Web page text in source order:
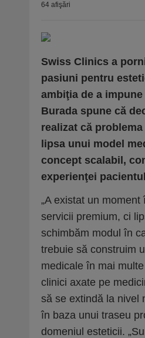
64 afişări
Swiss Clinics a
pasiuni pentru
ambiţia de a
Burada spune că
realizat că
lipsa unui model
concept scalabil,
experienţei
„A existat un
servicii premium, ci
schimbăm modul în
trebuie să construim
medicale în mai
clinici axate pe
să se extindă la nivel
în baza unui traseu
domeniul esteticii.